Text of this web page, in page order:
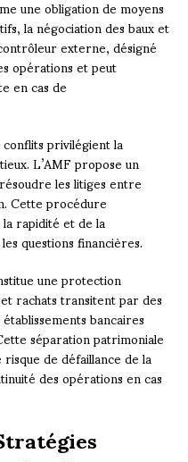
une obligation de moyens
la négociation des baux et
externe, désigné
opérations et peut
en cas de
privilégient la
L’AMF propose un
les litiges entre
Cette procédure
rapidité et de la
questions financières.
une protection
rachats transitent par des
bancaires
séparation patrimoniale
de défaillance de la
des opérations en cas